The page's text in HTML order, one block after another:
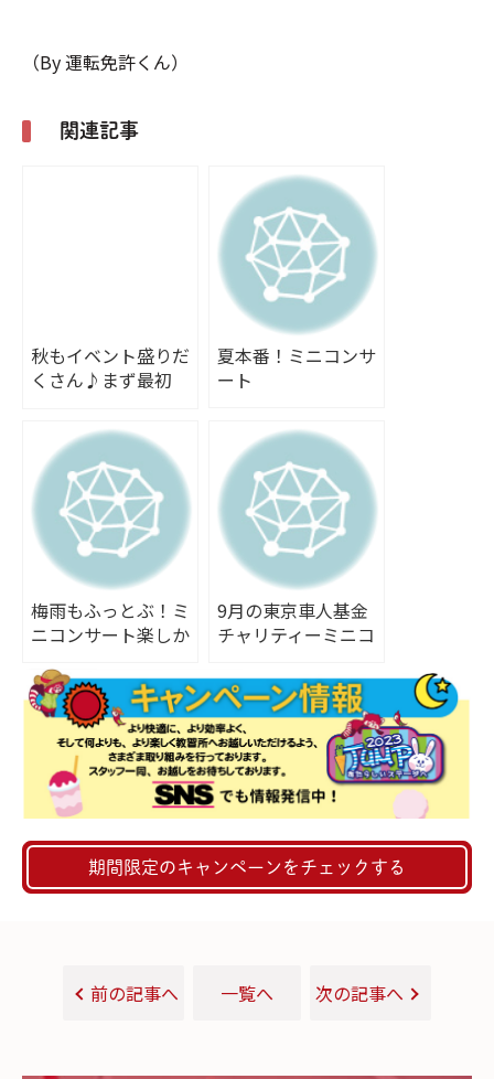
（By 運転免許くん）
関連記事
秋もイベント盛りだ
くさん♪まず最初
夏本番！ミニコンサ
ート
梅雨もふっとぶ！ミ
ニコンサート楽しか
9月の東京車人基金
チャリティーミニコ
期間限定のキャンペーンをチェックする
前の記事へ 一覧へ 次の記事へ